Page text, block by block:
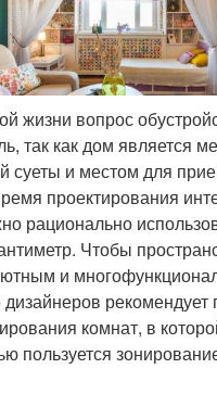
жизни вопрос
так как дом является
суеты и местом для
проектирования
рационально
Чтобы
и
рекомендует
комнат, в
пользуется